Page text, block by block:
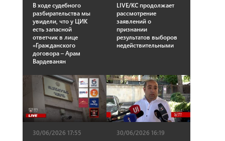
В ходе судебного
разбирательства мы
увидели, что у ЦИК
есть запасной
ответчик в лице
«Гражданского
договора – Арам
Вардеванян
LIVE/КС продолжает
рассмотрение
заявлений о
признании
результатов выборов
недействительными
30/06/2026 17:55
30/06/2026 16:19